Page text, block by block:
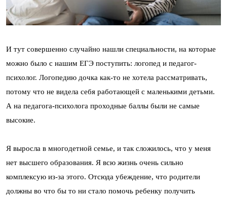
И тут совершенно случайно нашли специальности, на которые
можно было с нашим ЕГЭ поступить: логопед и педагог-
психолог. Логопедию дочка как-то не хотела рассматривать,
потому что не видела себя работающей с маленькими детьми.
А на педагога-психолога проходные баллы были не самые
высокие.
Я выросла в многодетной семье, и так сложилось, что у меня
нет высшего образования. Я всю жизнь очень сильно
комплексую из-за этого. Отсюда убеждение, что родители
должны во что бы то ни стало помочь ребенку получить